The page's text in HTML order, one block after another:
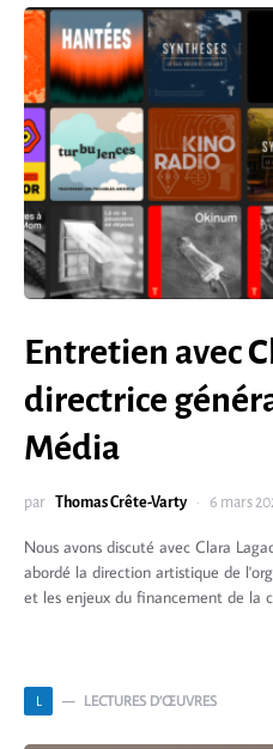
Entretien avec
directrice
Média
par Thomas Crête-Varty 6 mars
Nous avons discuté avec Clara
abordé la direction artistique de
et les enjeux du financement de la
L LECTURES D’ŒUVRES